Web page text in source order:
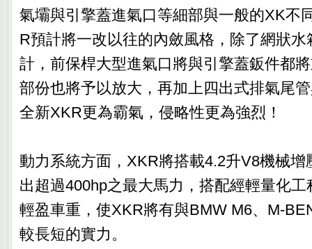
氣壩與引擎蓋進氣口等細部與一般的XK不
R預計將一改以往的內斂風格，除了網狀
計，前保桿大型進氣口將與引擎蓋鈑件都
部份也將予以放大，再加上四出式排氣尾
全新XKR更為霸氣，侵略性更為強烈！
動力系統方面，XKR將搭載4.2升V8機械增
出超過400hp之最大馬力，搭配經輕量化
輕盈車重，使XKR將有與BMW M6、M-
較長短的實力。